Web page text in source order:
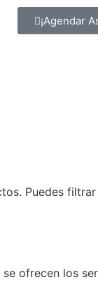
¡Agendar
Puedes
ofrecen los